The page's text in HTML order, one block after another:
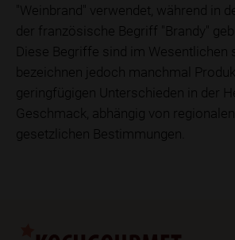
"Weinbrand" verwendet, während in
der französische Begriff "Brandy"
Diese Begriffe sind im Wesentlichen
bezeichnen jedoch manchmal
geringfügigen Unterschieden in der
Geschmack, abhängig von
gesetzlichen Bestimmungen.